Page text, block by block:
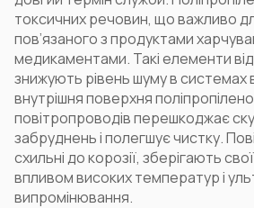
токсичних речовин, що важливо
пов’язаного з продуктами
медикаментами. Такі елементи
знижують рівень шуму в системах
внутрішня поверхня
повітропроводів перешкоджає
забруднень і полегшує чистку.
схильні до корозії, зберігають
впливом високих температур і
випромінювання.